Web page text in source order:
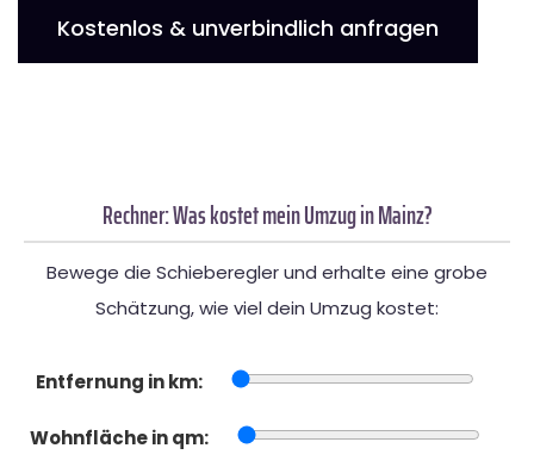
Kostenlos & unverbindlich anfragen
Rechner: Was kostet mein Umzug in Mainz?
Bewege die Schieberegler und erhalte eine grobe
Schätzung, wie viel dein Umzug kostet:
Entfernung in km:
Wohnfläche in qm: